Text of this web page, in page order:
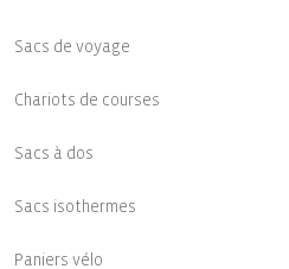
Sacs de voyage
Chariots de courses
Sacs à dos
Sacs isothermes
Paniers vélo